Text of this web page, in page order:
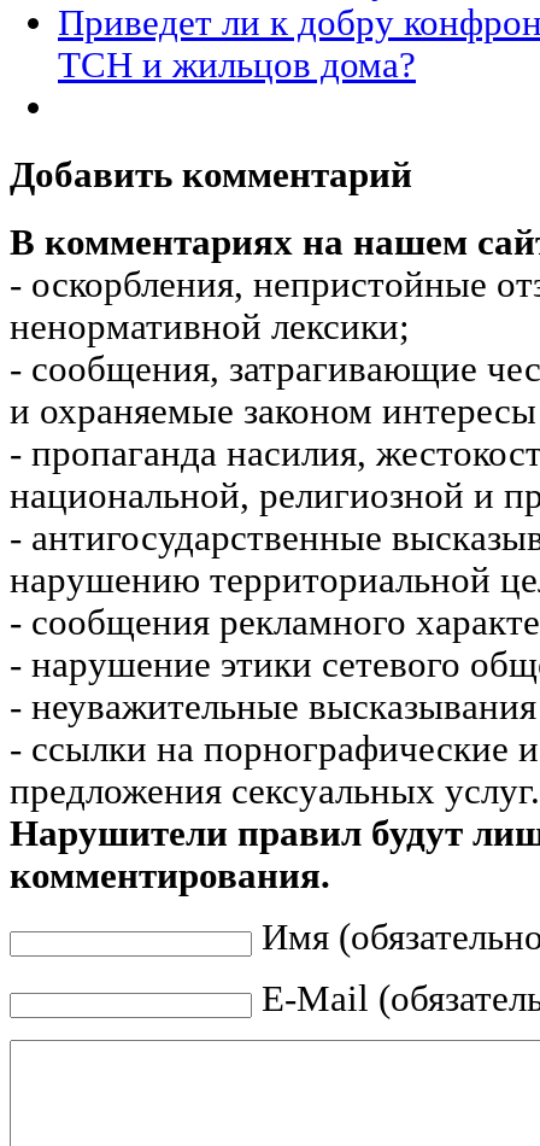
Приведет ли к добру
ТСН и жильцов дома?
Добавить комментарий
В комментариях на нашем
- оскорбления, непристойные
ненормативной лексики;
- сообщения, затрагивающие
и охраняемые законом
- пропаганда насилия,
национальной, религиозной и
- антигосударственные
нарушению территориальной
- сообщения рекламного
- нарушение этики сетевого
- неуважительные
- ссылки на порнографические
предложения сексуальных услуг.
Нарушители правил будут
комментирования.
Имя
E-Mail